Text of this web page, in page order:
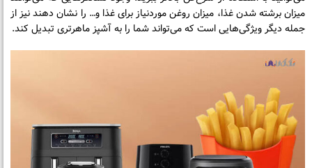
میزان برشته شدن غذا، میزان روغن موردنیاز برای غذا و… را نشان دهند نیز از
جمله دیگر ویژگی‌هایی است که می‌تواند شما را به آشپز ماهرتری تبدیل کند.